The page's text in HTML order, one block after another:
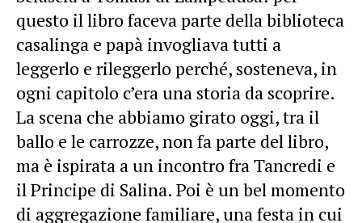
questo il libro faceva parte della biblioteca
casalinga e papà invogliava tutti a
leggerlo e rileggerlo perché, sosteneva, in
ogni capitolo c’era una storia da scoprire.
La scena che abbiamo girato oggi, tra il
ballo e le carrozze, non fa parte del libro,
ma è ispirata a un incontro fra Tancredi e
il Principe di Salina. Poi è un bel momento
di aggregazione familiare, una festa in cui